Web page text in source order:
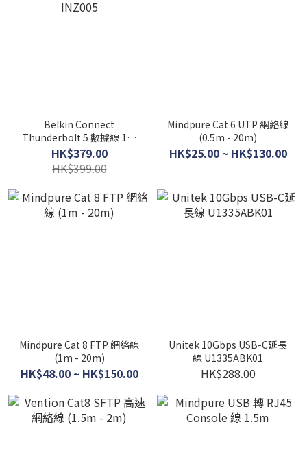
Belkin Connect
Thunderbolt 5 數據線 1米
INZ005
HK$379.00
HK$399.00
Mindpure Cat 6 UTP 網絡線
(0.5m - 20m)
HK$25.00 ~ HK$130.00
Mindpure Cat 8 FTP 網絡線
(1m - 20m)
HK$48.00 ~ HK$150.00
Unitek 10Gbps USB-C延長
線 U1335ABK01
HK$288.00